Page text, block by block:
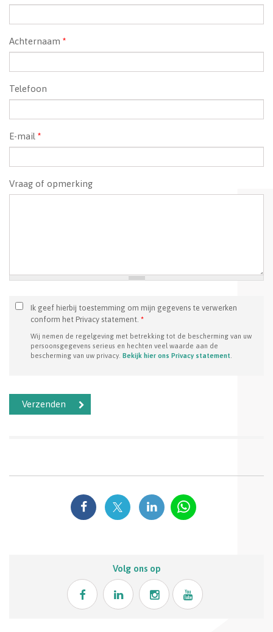
Achternaam *
Telefoon
E-mail *
Vraag of opmerking
Ik geef hierbij toestemming om mijn gegevens te verwerken
conform het Privacy statement. *
Wij nemen de regelgeving met betrekking tot de bescherming van uw
persoonsgegevens serieus en hechten veel waarde aan de
bescherming van uw privacy. Bekijk hier ons Privacy statement
Volg ons op